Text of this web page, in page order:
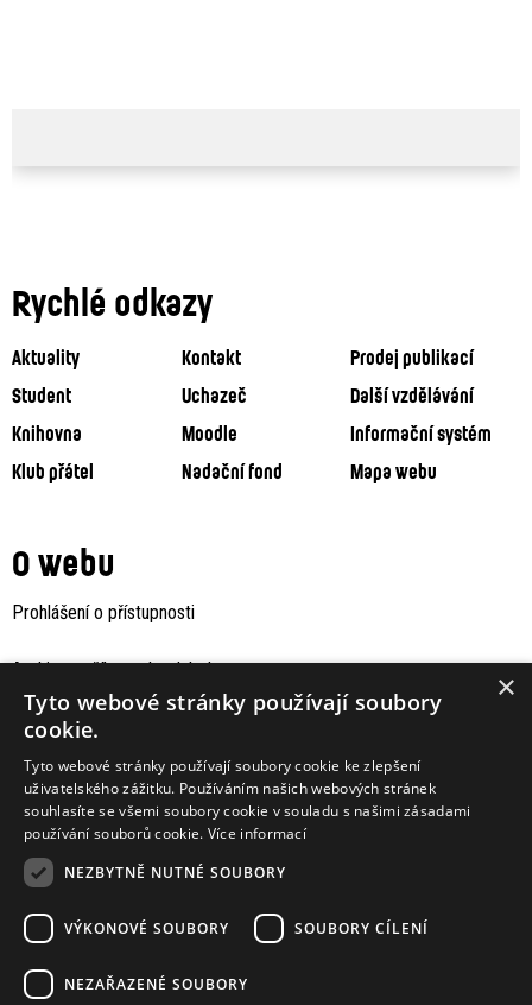
Rychlé odkazy
Aktuality Kontakt
Prodej publikací
Student
Uchazeč
Další vzdělávání
Knihovna
Moodle
Informační systém
Klub přátel
Nadační fond Mapa webu
O webu
Prohlášení o přístupnosti
Archiv staršího webu Jaboku
Podporují nás
×
Tyto webové stránky používají soubory
cookie.
Tyto webové stránky používají soubory cookie ke zlepšení
uživatelského zážitku. Používáním našich webových stránek
souhlasíte se všemi soubory cookie v souladu s našimi zásadami
používání souborů cookie. Více informací
NEZBYTNĚ NUTNÉ SOUBORY
VÝKONOVÉ SOUBORY SOUBORY CÍLENÍ
NEZAŘAZENÉ SOUBORY